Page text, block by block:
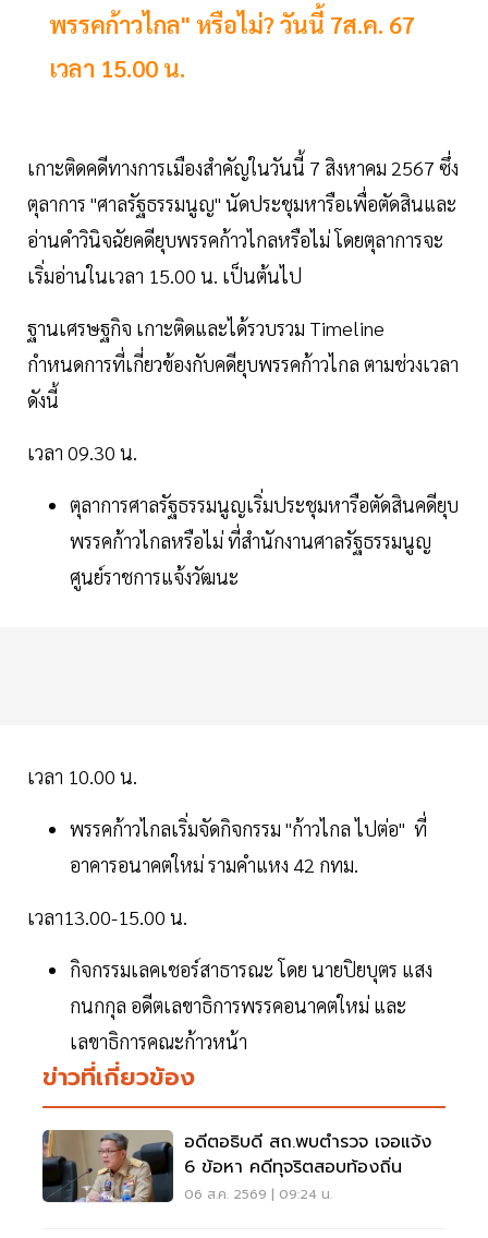
พรรคก้าวไกล" หรือไม่? วันนี้ 7ส.ค. 67
เวลา 15.00 น.
เกาะติดคดีทางการเมืองสำคัญในวันนี้ 7 สิงหาคม 2567 ซึ่ง
ตุลาการ "ศาลรัฐธรรมนูญ" นัดประชุมหารือเพื่อตัดสินและ
อ่านคำวินิจฉัยคดียุบพรรคก้าวไกลหรือไม่ โดยตุลาการจะ
เริ่มอ่านในเวลา 15.00 น. เป็นต้นไป
ฐานเศรษฐกิจ เกาะติดและได้รวบรวม Timeline
กำหนดการที่เกี่ยวข้องกับคดียุบพรรคก้าวไกล ตามช่วงเวลา
ดังนี้
เวลา 09.30 น.
ตุลาการศาลรัฐธรรมนูญเริ่มประชุมหารือตัดสินคดียุบ
พรรคก้าวไกลหรือไม่ ที่สำนักงานศาลรัฐธรรมนูญ
ศูนย์ราชการแจ้งวัฒนะ
เวลา 10.00 น.
พรรคก้าวไกลเริ่มจัดกิจกรรม "ก้าวไกล ไปต่อ" ที่
อาคารอนาคตใหม่ รามคำแหง 42 กทม.
เวลา13.00-15.00 น.
กิจกรรมเลคเชอร์สาธารณะ โดย นายปิยบุตร แสง
กนกกุล อดีตเลขาธิการพรรคอนาคตใหม่ และ
เลขาธิการคณะก้าวหน้า
ข่าวที่เกี่ยวข้อง
อดีตอธิบดี สถ.พบตำรวจ เจอแจ้ง
6 ข้อหา คดีทุจริตสอบท้องถิ่น
06 ส.ค. 2569 | 09:24 น.